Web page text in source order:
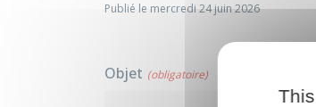
Publié le mercredi 24 juin 2026
Objet (obligatoire)